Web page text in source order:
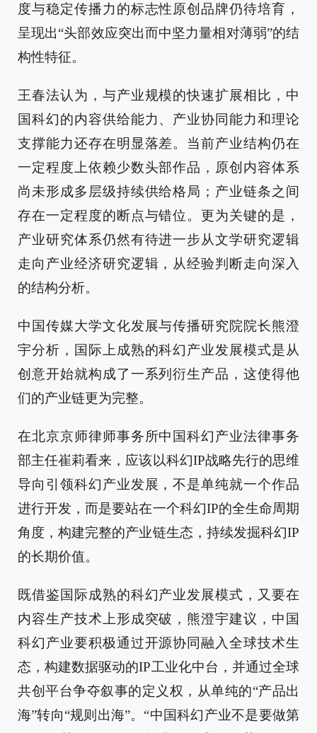
度与稳定传播力的标志性原创品牌仍待培育，
呈现出“头部效应突出而中坚力量相对薄弱”的结
构性特征。
王春法认为，与产业规模的快速扩展相比，中
国科幻的内容供给能力、产业协同能力和理论
支撑能力还存在明显落差。当前产业结构仍在
一定程度上依赖少数头部作品，原创内容体系
尚未形成多层级持续供给格局；产业链条之间
存在一定程度的断点与错位。更为关键的是，
产业研究体系仍然有待进一步从文学研究逻辑
走向产业经济研究逻辑，从经验判断走向深入
的结构分析。
中国传媒大学文化发展与传播研究院院长熊澄
宇分析，国际上成熟的科幻产业发展模式是从
创意开始就构成了一系列衍生产品，这使得他
们的产业链更为完整。
在北京京师律师事务所中国科幻产业法律事务
部主任崔莉看来，应该以科幻IP战略先行的思维
导向引领科幻产业发展，不是单纯就一个作品
进行开发，而是要站在一个科幻IP的全生命周期
角度，构建完整的产业链生态，持续发掘科幻IP
的长期价值。
既借鉴国际成熟的科幻产业发展模式，又要在
内容生产技术上形成突破，熊澄宇建议，中国
科幻产业要积极通过开源协同融入全球技术生
态，构建数据驱动的IP工业化中台，并通过全球
共创平台争夺叙事的定义权，从单纯的“产品出
海”转向“规则出海”。“中国科幻产业不是要做第